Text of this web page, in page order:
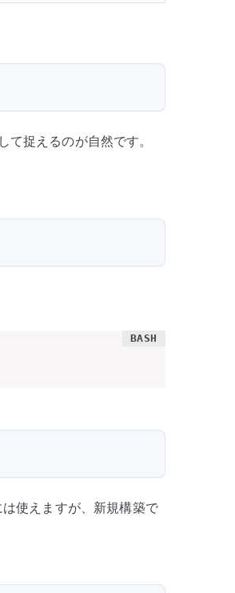
捉えるのが自然です。
使えますが、新規構築で